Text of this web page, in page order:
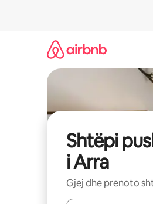
Shtëpi
i Arra
Gjej dhe prenoto